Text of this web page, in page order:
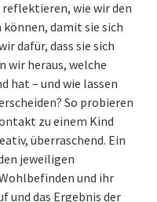
wie wir den
damit sie sich
dafür, dass sie sich
wir heraus, welche
hat – und wie lassen
So probieren
zu einem Kind
überraschend. Ein
jeweiligen
und ihr
und das Ergebnis der